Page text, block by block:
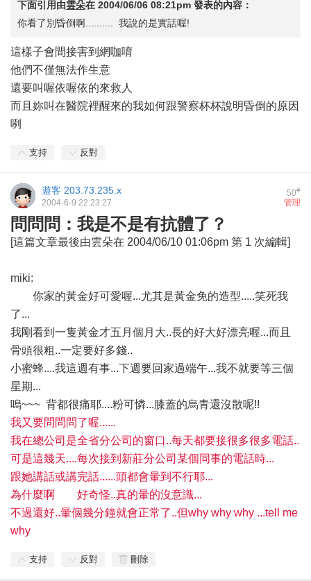
下面引用由雲朵在 2004/06/06 08:21pm 發表的內容：
你看了別昏倒啊.......... 我說的是實話喔!
這樣子會間接害到網咖唷
他們不僅無法作生意
還要叫喔依喔依的來救人
而且妳叫在醫院裡醒來的我如何跟警察杯杯說明昏倒的原因
咧
支持 反對
50#
遊客 203.73.235.x
管理
2004-6-9 22:23:27
問問問：我是不是有抗體了？
[這篇文章最後由雲朵在 2004/06/10 01:06pm 第 1 次編輯]
miki:
你家的黃金好可愛喔...尤其是黃金免的造型.....笑死我
了...
我剛看到一隻黃金才五月個月大..長的好大好漂亮喔...而且
骨頭很粗..一定要好多錢..
小蜜蜂....我這週有事...下週要回家過端午...我不就要等三個
星期...
嗚~~~ 背都很痛耶....粉可憐...膝蓋的烏青還沒散呢!!
我又要問問問了喔......
我在總公司是全省分公司的窗口..每天都要接很多很多電話..
可是這幾天....每次接到新莊分公司某個同事的電話時...
跟她講話或講完話......頭都會暈到不行耶...
為什麼啊
好奇怪..真的暈的沒意識...
不過還好..暈個幾分鐘就會正常了..但why why why ...tell me
why
支持 反對 刪除